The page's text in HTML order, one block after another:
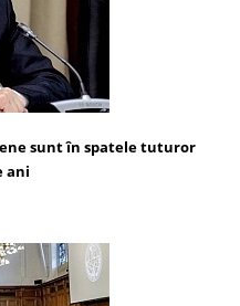
sunt în spatele tuturor
ani